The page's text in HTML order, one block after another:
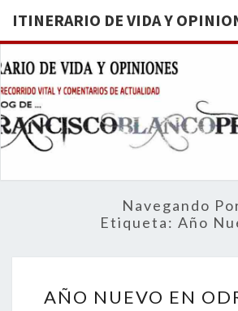
ITINERARIO DE VIDA Y
Navegando
Etiqueta: Año
NUEVO
AÑO NUEVO EN